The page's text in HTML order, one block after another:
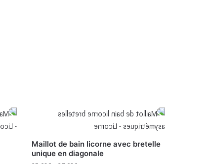
Maillot de bain licorne avec bretelle
unique en diagonale